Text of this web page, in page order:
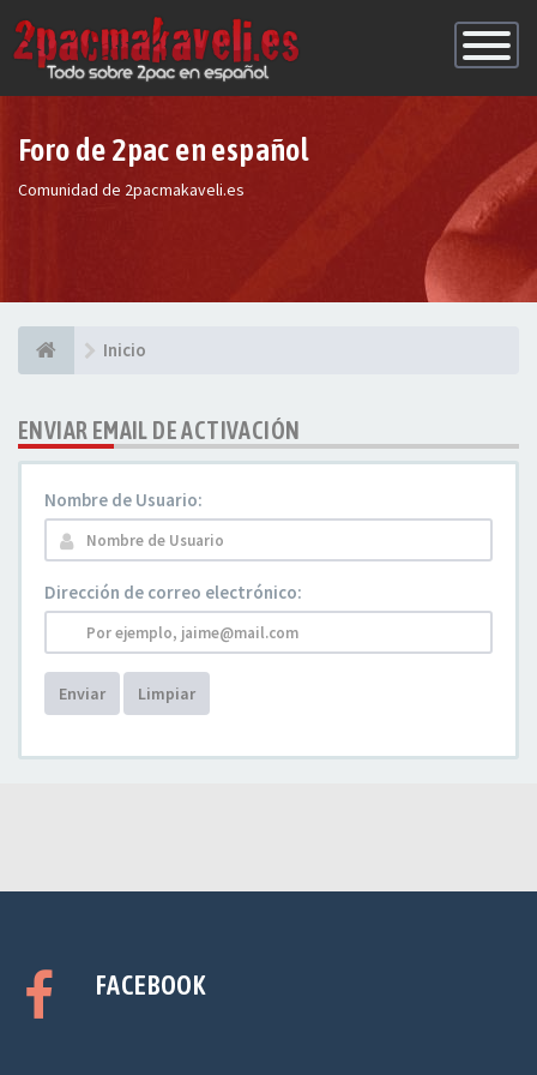
de
Foro de 2pac en español
Comunidad de 2pacmakaveli.es
Inicio
ENVIAR EMAIL DE ACTIVACIÓN
Nombre de Usuario:
Dirección de correo electrónico:
Enviar Limpiar
FACEBOOK